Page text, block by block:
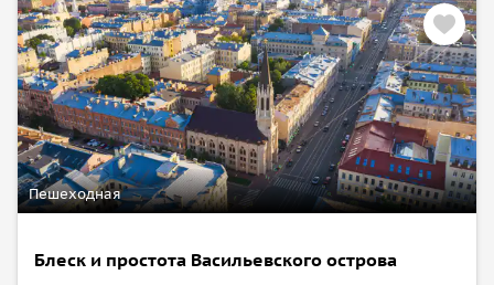
Пешеходная
Блеск и простота Васильевского острова